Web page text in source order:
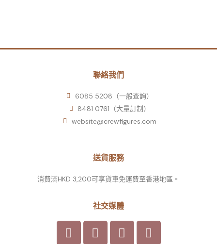
聯絡我們
6085 5208（一般查詢）
8481 0761（大量訂制）
website@crewfigures.com
送貨服務
消費滿HKD 3,200可享貨車免運費至香港地區。
社交媒體